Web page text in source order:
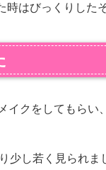
はびっくりした
イクをしてもらい
少し若く見られま